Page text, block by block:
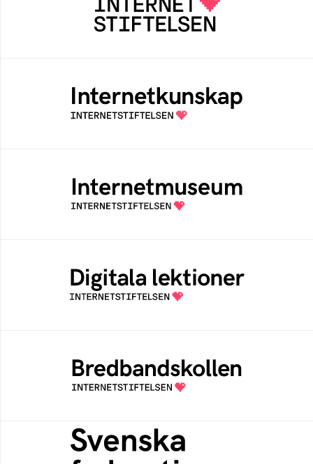
Internetstiftelsen verkar för ett internet som
bidrar positivt till människan och samhället
Samlad kunskap som hjälper dig att bli en
säker och medveten internetanvändare
Ett digitalt museum som byggts, och kureras
av Internetstiftelsen
Öppen digital lärresurs med färdiga lektioner
för alla stadier i grundskolan
Bredbandskollen är ett oberoende
konsumentverktyg som drivs av
Internetstiftelsen
Svenska federationer